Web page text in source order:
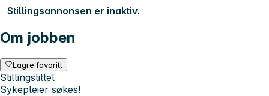
Stillingsannonsen er inaktiv.
Om jobben
Lagre favoritt
Stillingstittel
Sykepleier søkes!